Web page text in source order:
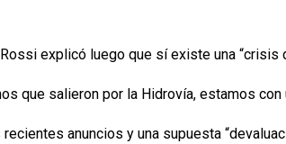
explicó luego que sí existe una
que salieron por la Hidrovía, estamos
anuncios y una supuesta